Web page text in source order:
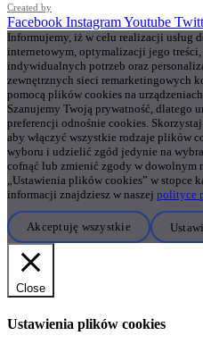
Created by
Facebook InstagramYoutube
Informujemy, iż w celu realizacji usług
internetowym, optymalizacji jego treści,
indywidualnych potrzeb oraz
zewnętrznych sieci remarketingowych
pomocą plików cookies na
Szanujemy Twoją prywatność, dlatego
preferencji odnośnie cookies.
aby włączyć wszystkie rodzaje plików
wyboru i udzielić zgód jedynie na
cofnąć lub zmienić zgody w dowolnym
„Ustawienia plików cookies” w stopce
informacji znajdziesz w naszej polityce
Akceptuję wszystkie
Close
Ustawienia plików cookies